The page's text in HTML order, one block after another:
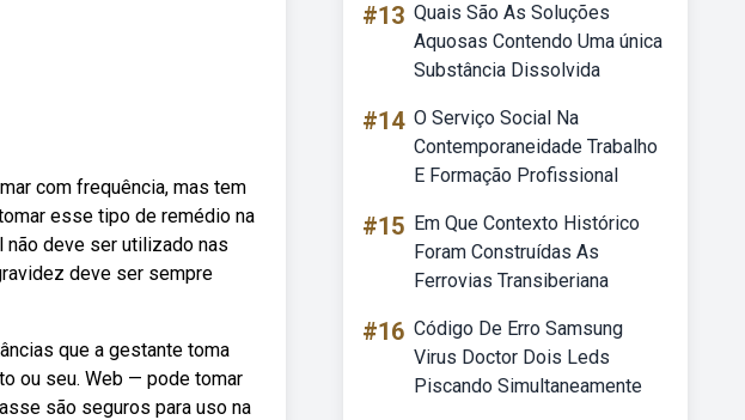
com frequência, mas tem
esse tipo de remédio na
deve ser utilizado nas
deve ser sempre
que a gestante toma
ou seu. Web — pode tomar
são seguros para uso na
#13 Quais São As Soluções
Aquosas Contendo Uma única
Substância Dissolvida
#14 O Serviço Social Na
Contemporaneidade Trabalho
E Formação Profissional
#15 Em Que Contexto Histórico
Foram Construídas As
Ferrovias Transiberiana
#16 Código De Erro Samsung
Virus Doctor Dois Leds
Piscando Simultaneamente